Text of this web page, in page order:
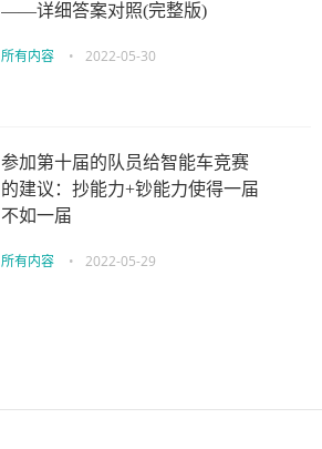
——详细答案对照(完整版)
所有内容 • 2022-05-30
参加第十届的队员给智能车竞赛
的建议：抄能力+钞能力使得一届
不如一届
所有内容 • 2022-05-29